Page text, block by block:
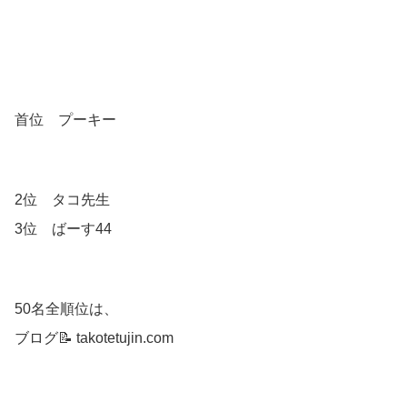
首位 プーキー
2位 タコ先生
3位 ばーす44
50名全順位は、
ブログ📝 takotetujin.com